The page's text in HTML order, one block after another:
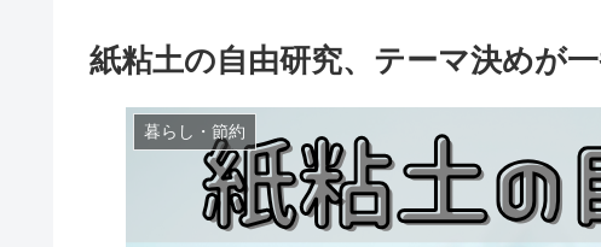
紙粘土の自由研究、テーマ決めが